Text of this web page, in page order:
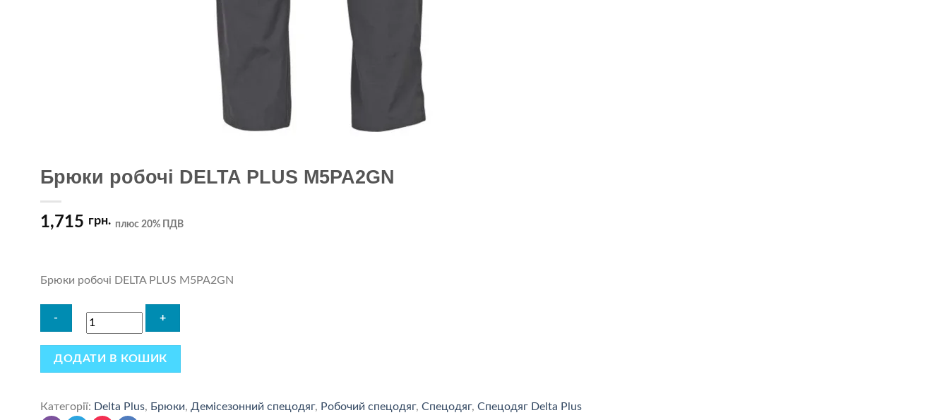
Брюки робочі DELTA PLUS M5PA2GN
1,715 грн. плюс 20% ПДВ
Брюки робочі DELTA PLUS M5PA2GN
ДОДАТИ В КОШИК
Категорії: Delta Plus, Брюки, Демісезонний спецодяг, Робочий спецодяг, Спецодяг, Спецодяг Delta Plus